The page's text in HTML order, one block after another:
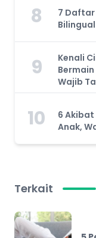
8
7 Daftar
9
Kenali
Wajib
10
6
Anak,
Terkait